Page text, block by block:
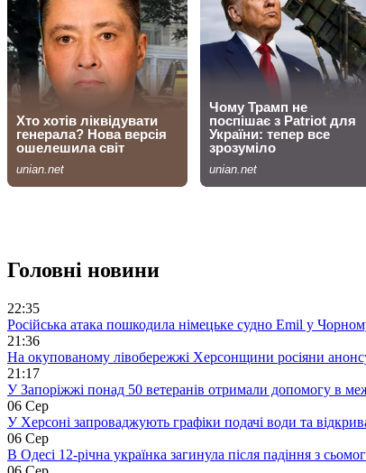
Головні новини
22:35
Російська атака пошкодила німецьке судно Emil у
21:36
На окупованому лівобережжі Херсонщини росіяни
21:17
У Запоріжжі понад 50 ветеранів отримали допомогу в
06 Сер
У Херсоні запроваджують графіки подачі води та
06 Сер
В Одесі 12-річна українка загинула після падіння з